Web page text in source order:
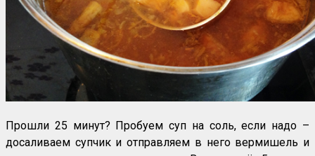
Прошли 25 минут? Пробуем суп на соль, если надо –
досаливаем супчик и отправляем в него вермишель и